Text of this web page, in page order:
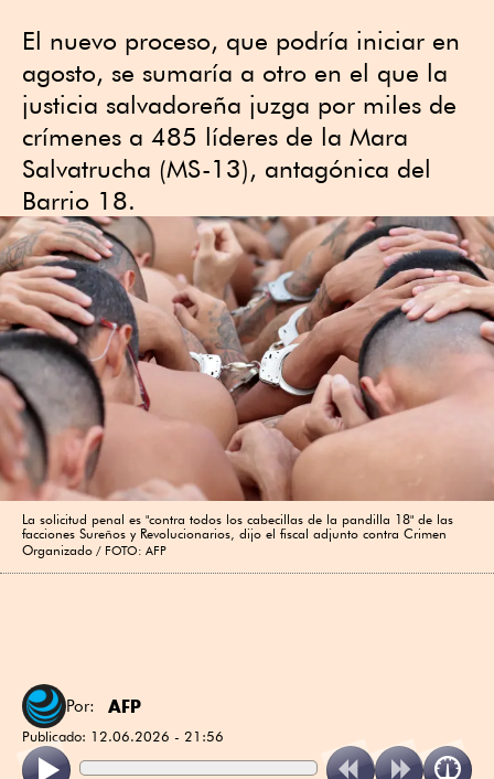
El nuevo proceso, que podría iniciar en
agosto, se sumaría a otro en el que la
justicia salvadoreña juzga por miles de
crímenes a 485 líderes de la Mara
Salvatrucha (MS-13), antagónica del
Barrio 18.
La solicitud penal es "contra todos los cabecillas de la pandilla 18" de las
facciones Sureños y Revolucionarios, dijo el fiscal adjunto contra Crimen
Organizado
FOTO: AFP
Por: AFP
Publicado: 12.06.2026 - 21:56